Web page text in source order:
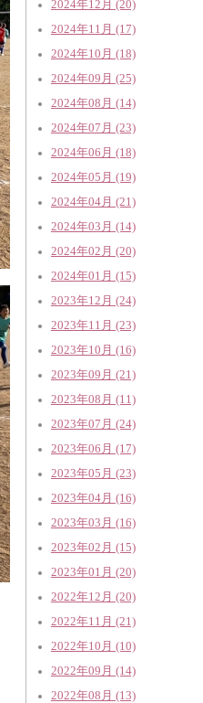
2024年12月 (20)
2024年11月 (17)
2024年10月 (18)
2024年09月 (25)
2024年08月 (14)
2024年07月 (23)
2024年06月 (18)
2024年05月 (19)
2024年04月 (21)
2024年03月 (14)
2024年02月 (20)
2024年01月 (15)
2023年12月 (24)
2023年11月 (23)
2023年10月 (16)
2023年09月 (21)
2023年08月 (11)
2023年07月 (24)
2023年06月 (17)
2023年05月 (23)
2023年04月 (16)
2023年03月 (16)
2023年02月 (15)
2023年01月 (20)
2022年12月 (20)
2022年11月 (21)
2022年10月 (10)
2022年09月 (14)
2022年08月 (13)